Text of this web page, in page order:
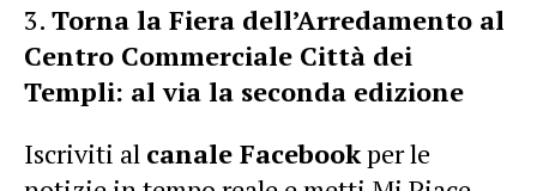
Torna la Fiera dell’Arredamento al
Centro Commerciale Città dei
Templi: al via la seconda edizione
Iscriviti al canale Facebookper le